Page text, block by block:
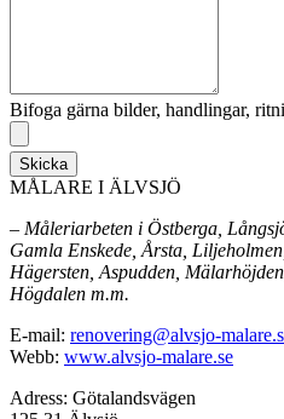
Bifoga gärna bilder, handlingar,
Skicka
MÅLARE I ÄLVSJÖ
– Måleriarbeten i Östberga,
Gamla Enskede, Årsta,
Hägersten, Aspudden,
Högdalen m.m.
E-mail: renovering@alvsjo-
Webb: www.alvsjo-malare.se
Adress: Götalandsvägen